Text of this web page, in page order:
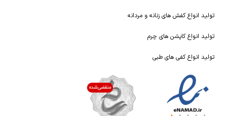
تولید انواع کفش های زنانه و مردانه
تولید انواع کاپشن های چرم
تولید انواع کفی های طبی